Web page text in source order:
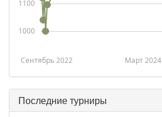
Сентябрь 2022 Март 2024
1000
1100
Последние турниры